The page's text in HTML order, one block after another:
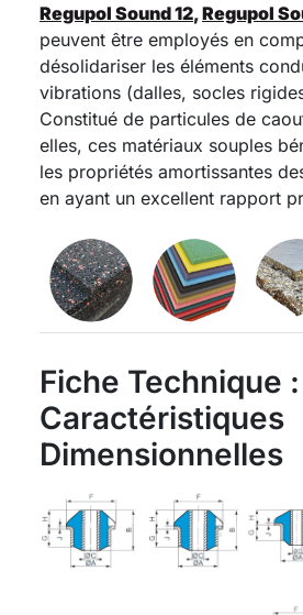
Regupol Sound 12,Regupol
peuvent être employés en
désolidariser les éléments
vibrations (dalles, socles
Constitué de particules de
elles, ces matériaux souples
les propriétés amortissantes
en ayant un excellent rapport
Fiche Technique :
Caractéristiques
Dimensionnelles